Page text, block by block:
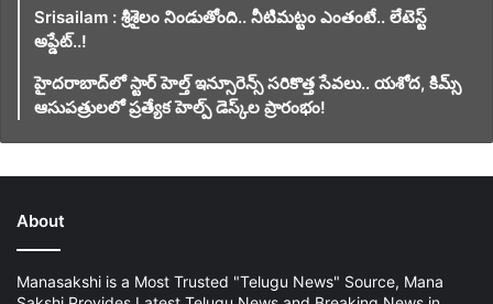
Srisailam : శ్రీశైలం నిండుతోంది.. నీటిమట్టం ఎంతంటే.. లేటెస్ట్
అప్డేట్..!
హైదరాబాద్‌లో స్టార్ హెల్త్ ఇన్సూరెన్స్ సరికొత్త సేవలు.. యశోద, కిమ్స్
ఆసుపత్రులలో ప్రత్యేక హెల్ప్ డెస్క్‌ల ప్రారంభం!
About
Manasakshi is a Most Trusted "Telugu News" Source, Mana